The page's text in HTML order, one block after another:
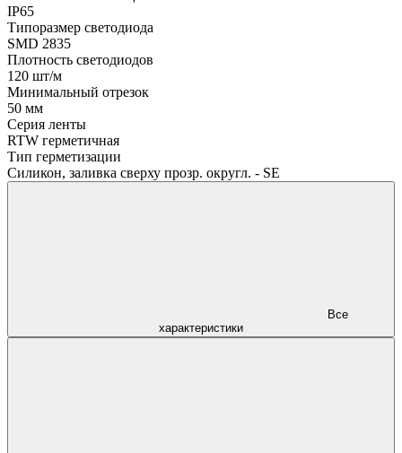
IP65
Типоразмер светодиода
SMD 2835
Плотность светодиодов
120 шт/м
Минимальный отрезок
50 мм
Серия ленты
RTW герметичная
Тип герметизации
Силикон, заливка сверху прозр. округл. - SE
характеристики